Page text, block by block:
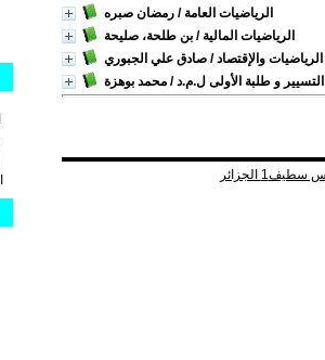
الرياضيات العامة / رمضان صبره
الرياضيات المالية / بن طلحة، صليحة
الرياضيات والإقتصاد/ صادق علي الجبوري
و طلبة الأولى ل.م.د/ محمد بوهزة